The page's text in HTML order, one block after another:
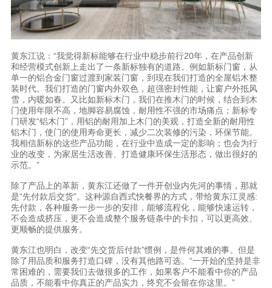
黄东江说：“我觉得新标能够在行业中稳步前行20年，在产品创新
和经营模式创新上走出了一条新标独有的道路。例如新标门窗，从
单一的铝合金门窗过渡到家装门窗，到现在我们打造的全屋铝木整
装时代。我们打造的门窗内外双色，超强密封性能，让窗户外抵风
雪，内暖如春。又比如新标木门，我们在推木门的时候，结合到木
门使用年限不高，地脚容易腐蚀，耐用性不强的市场痛点；新标专
门研发“铝木门”，用铝的耐用加上木门的美观，打造全新的耐用性
铝木门，使门的使用寿命更长，减少二次装修的污染，环保节能。
我相信新标的这些产品功能，在行业中造成一定的影响；也会为行
业的改变，为家居生活改善、打造健康环保生活形态，做出很好的
示范。”
除了产品上的革新，黄东江还做了一件开创业内先河的事情，那就
是“先付款后交货”。这种源自西式快餐界的方式，带给黄东江灵感:
先付款，各种服务一步一步的安排，能够流程化，能够快速运转，
不会造成挤压，更不会造成整个服务链条中的卡扣，可以更高效、
更顺畅的提供服务。
黄东江也明白，改变“先交货后付款”惯例，是件何其难的事。但是
除了用品质和服务打造口碑，没有其他路可选。“一开始的坚持是非
常困难的，需要我们去做很多的工作，如果客户不能看中你的产品
品质，不能看中你真正的产品实力，终究不会留在你这里。”